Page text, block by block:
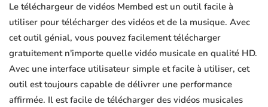
Le téléchargeur de vidéos Membed est un outil facile à
utiliser pour télécharger des vidéos et de la musique. Avec
cet outil génial, vous pouvez facilement télécharger
gratuitement n'importe quelle vidéo musicale en qualité HD.
Avec une interface utilisateur simple et facile à utiliser, cet
outil est toujours capable de délivrer une performance
affirmée. Il est facile de télécharger des vidéos musicales